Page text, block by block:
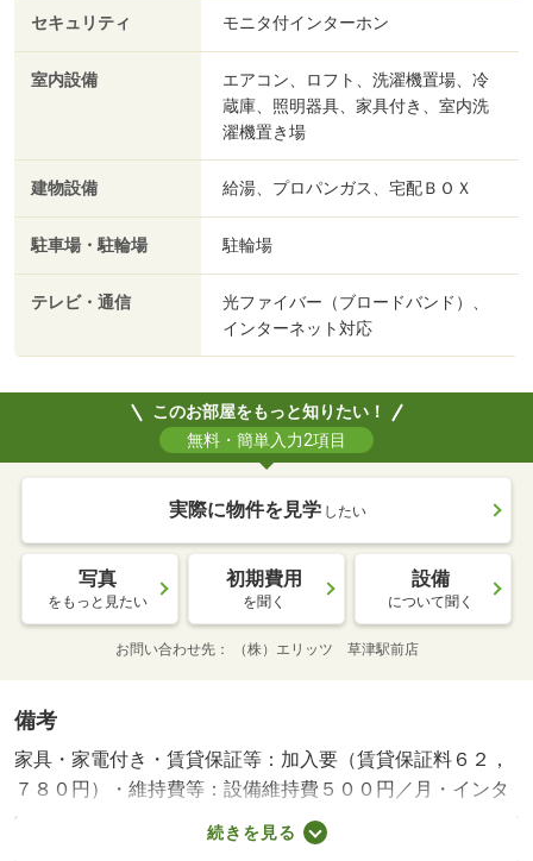
セキュリティ モニタ付インターホン
室内設備
エアコン、ロフト、洗濯機置場、冷
蔵庫、照明器具、家具付き、室内洗
濯機置き場
建物設備 給湯、プロパンガス、宅配ＢＯＸ
駐車場・駐輪場 駐輪場
テレビ・通信
光ファイバー（ブロードバンド）、
インターネット対応
このお部屋をもっと知りたい！
無料・簡単入力2項目
実際に物件を見学 したい
写真
をもっと見たい
初期費用
を聞く
設備
について聞く
お問い合わせ先 （株）エリッツ 草津駅前店
備考
家具・家電付き・賃貸保証等：加入要（賃貸保証料６２，
７８０円）・維持費等：設備維持費５００円／月・インタ
ーネット使用料３，３００円／月・来客時にはＴＶドアホ
ンで訪問者の顔を確認する事ができ、浴室には浴室乾燥機
続きを見る